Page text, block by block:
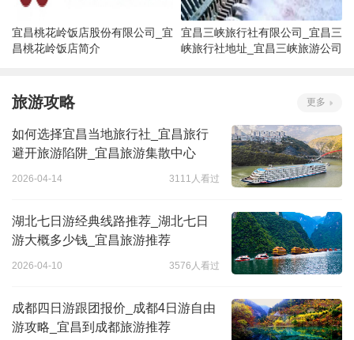
宜昌桃花岭饭店股份有限公司_宜
昌桃花岭饭店简介
宜昌三峡旅行社有限公司_宜昌三
峡旅行社地址_宜昌三峡旅游公司
旅游攻略 更多
如何选择宜昌当地旅行社_宜昌旅行
避开旅游陷阱_宜昌旅游集散中心
2026-04-14 3111人看过
湖北七日游经典线路推荐_湖北七日
游大概多少钱_宜昌旅游推荐
2026-04-10 3576人看过
成都四日游跟团报价_成都4日游自由
游攻略_宜昌到成都旅游推荐